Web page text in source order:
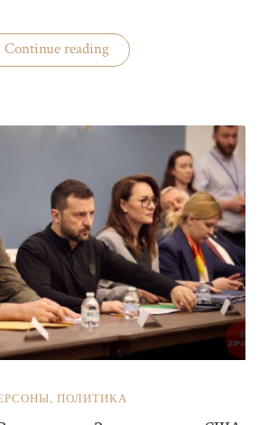
Continue reading«Задержан
организатор
, ПОЛИТИКА